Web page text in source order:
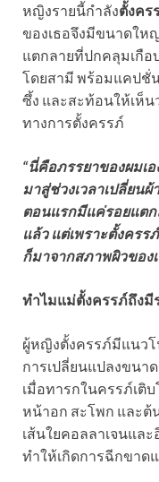
หญิงรายนี้กำลังตั้งคร
ของเธอจึงมีขนาดให
แตกลายที่ปกคลุมเกื
โดยสามี พร้อมแคปชั่
ซึ้ง และสะท้อนให้เห็น
ทางการตั้งครรภ์
“นี่คือภรรยาของผมเ
มาสู่ช่วงเวลาเปลี่ยน
ตอนแรกมีแค่รอยแต
แล้ว แต่เพราะตั้งครร
ก็มาจากสภาพผิวของเ
ทำไมแม่ตั้งครรภ์ถึงมี
ผู้หญิงตั้งครรภ์มีแนวโ
การเปลี่ยนแปลงขนา
เมื่อทารกในครรภ์เติ
หน้าอก สะโพก และต้
เส้นใยคอลลาเจนแล
ทำให้เกิดการฉีกขาด